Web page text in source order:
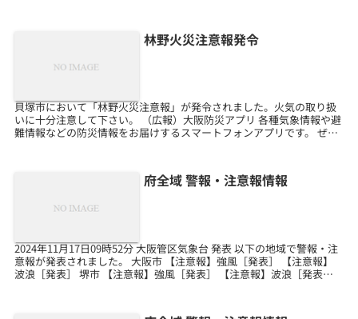
林野火災注意報発令
貝塚市において「林野火災注意報」が発令されました。火気の取り扱
いに十分注意して下さい。 （広報）大阪防災アプリ 各種気象情報や避
難情報などの防災情報をお届けするスマートフォンアプリです。 ぜひ
府全域 警報・注意報情報
2024年11月17日09時52分 大阪管区気象台 発表 以下の地域で警報・注
意報が発表されました。 大阪市 【注意報】強風［発表］ 【注意報】
波浪［発表］ 堺市 【注意報】強風［発表］ 【注意報】波浪［発表］